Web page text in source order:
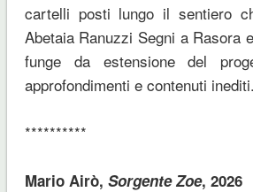
cartelli posti lungo il sentiero
Abetaia Ranuzzi Segni a Rasora
funge da estensione del
approfondimenti e contenuti inediti.
**********
Mario Airò, Sorgente Zoe, 2026